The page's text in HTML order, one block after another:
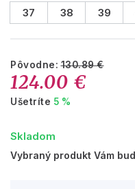
37 38 39
Pôvodne:130.89 €
124.00 €
Ušetríte 5 %
Skladom
Vybraný produkt Vám